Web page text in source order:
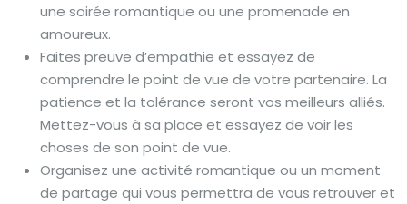
une soirée romantique ou une promenade en
amoureux.
Faites preuve d’empathie et essayez de
comprendre le point de vue de votre partenaire. La
patience et la tolérance seront vos meilleurs alliés.
Mettez-vous à sa place et essayez de voir les
choses de son point de vue.
Organisez une activité romantique ou un moment
de partage qui vous permettra de vous retrouver et